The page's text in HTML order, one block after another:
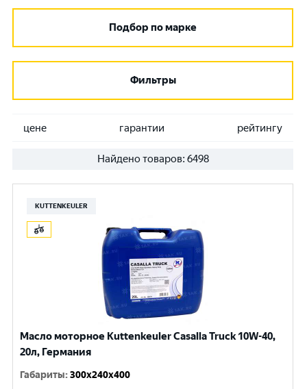
Подбор по марке
Фильтры
цене гарантии рейтингу
Найдено товаров: 6498
KUTTENKEULER
Масло моторное Kuttenkeuler Casalla Truck 10W-40,
20л, Германия
Габариты:300x240x400